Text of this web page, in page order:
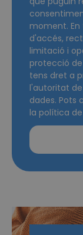
moment.
d'accés,
limitació i
protecció
tens dret a
l'autoritat
dades. Pots
la política